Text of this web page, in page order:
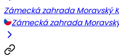
Zámecká zahrada Moravský
Zámecká zahrada